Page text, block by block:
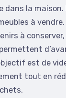
dans la maison.
à
à
est de
tout en